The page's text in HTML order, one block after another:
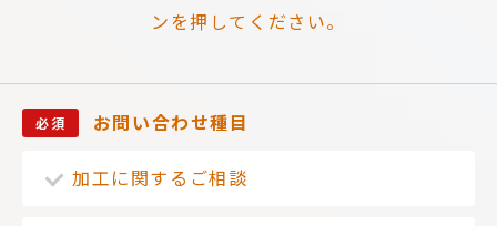
ンを押してください。
必須 お問い合わせ種目
加工に関するご相談